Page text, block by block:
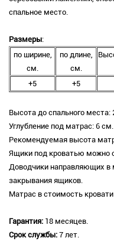
спальное место.
Размеры:
по ширине,
см.
по длине,
см.
+5
+5
Высота до спального места:
Углубление под матрас: 6 см.
Рекомендуемая высота
Ящики под кроватью можно
Доводчики направляющих
закрывания ящиков.
Матрас в стоимость
Гарантия: 18 месяцев.
Срок службы: 7 лет.